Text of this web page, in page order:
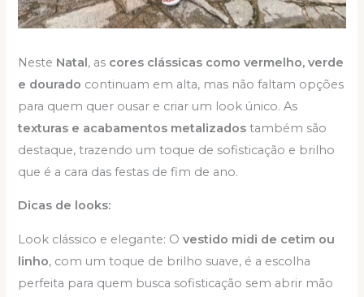
Neste Natal, as cores clássicas como vermelho, verde
e dourado continuam em alta, mas não faltam opções
para quem quer ousar e criar um look único. As
texturas e acabamentos metalizados também são
destaque, trazendo um toque de sofisticação e brilho
que é a cara das festas de fim de ano.
Dicas de looks:
Look clássico e elegante: Ovestido midi de cetim ou
linho, com um toque de brilho suave, é a escolha
perfeita para quem busca sofisticação sem abrir mão